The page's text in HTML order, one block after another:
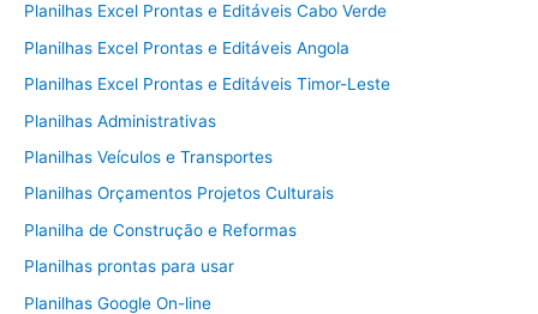
Planilhas Excel Prontas e Editáveis Cabo Verde
Planilhas Excel Prontas e Editáveis Angola
Planilhas Excel Prontas e Editáveis Timor-Leste
Planilhas Administrativas
Planilhas Veículos e Transportes
Planilhas Orçamentos Projetos Culturais
Planilha de Construção e Reformas
Planilhas prontas para usar
Planilhas Google On-line